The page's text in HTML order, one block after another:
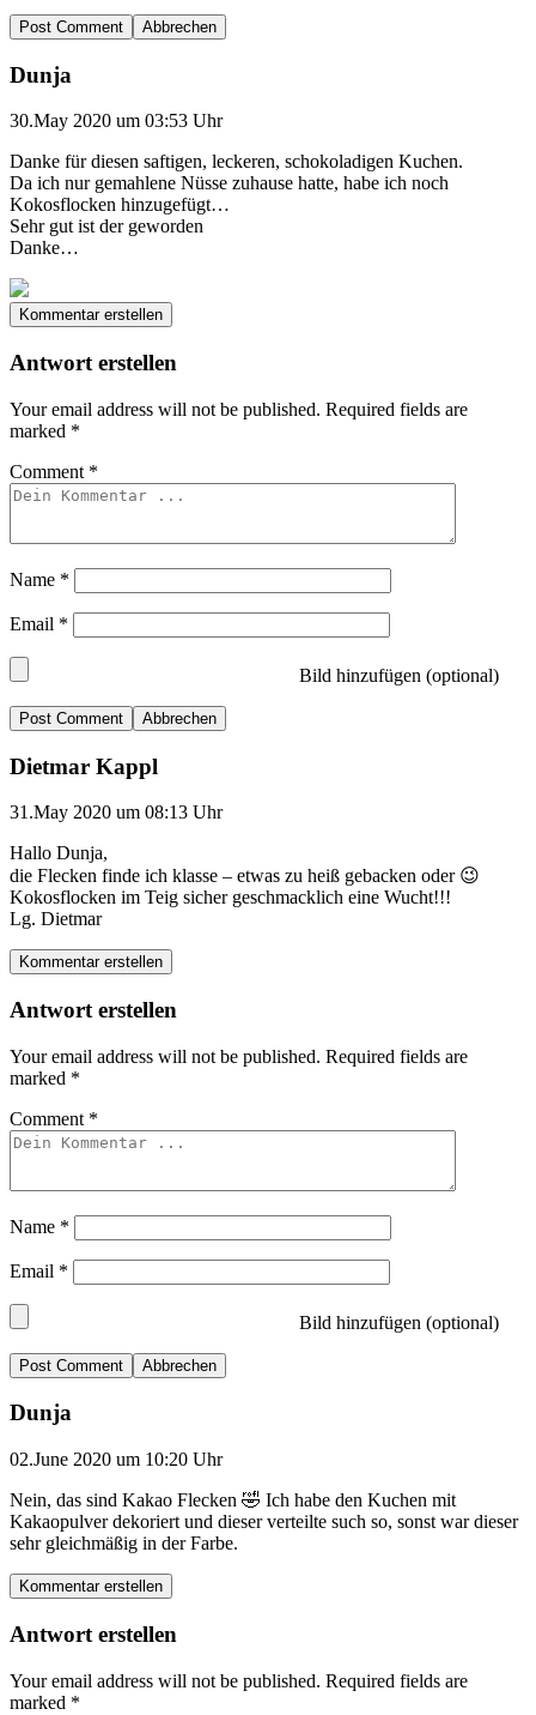
Abbrechen
Dunja
30.May 2020 um 03:53 Uhr
Danke für diesen saftigen, leckeren, schokoladigen Kuchen.
Da ich nur gemahlene Nüsse zuhause hatte, habe ich noch
Kokosflocken hinzugefügt…
Sehr gut ist der geworden
Danke…
Kommentar erstellen
Antwort erstellen
Your email address will not be published. Required fields are
marked *
Comment *
Name *
Email *
Bild hinzufügen (optional)
Abbrechen
Dietmar Kappl
31.May 2020 um 08:13 Uhr
Hallo Dunja,
die Flecken finde ich klasse – etwas zu heiß gebacken oder 😉
Kokosflocken im Teig sicher geschmacklich eine Wucht!!!
Lg. Dietmar
Kommentar erstellen
Antwort erstellen
Your email address will not be published. Required fields are
marked *
Comment *
Name *
Email *
Bild hinzufügen (optional)
Abbrechen
Dunja
02.June 2020 um 10:20 Uhr
Nein, das sind Kakao Flecken 🤣 Ich habe den Kuchen mit
Kakaopulver dekoriert und dieser verteilte such so, sonst war dieser
sehr gleichmäßig in der Farbe.
Kommentar erstellen
Antwort erstellen
Your email address will not be published. Required fields are
marked *